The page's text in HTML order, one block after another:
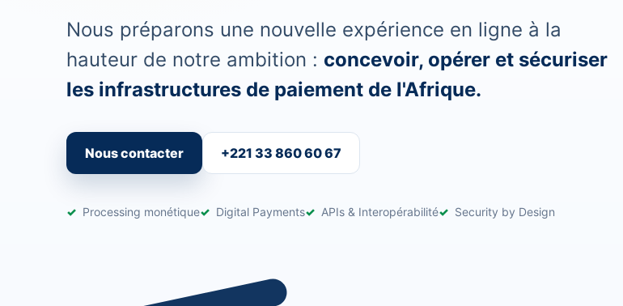
Nous préparons une nouvelle expérience en ligne à la
hauteur de notre ambition : concevoir, opérer et sécuriser
les infrastructures de paiement de l'Afrique.
Nous contacter +221 33 860 60 67
Processing monétique Digital Payments APIs & Interopérabilité Security by Design